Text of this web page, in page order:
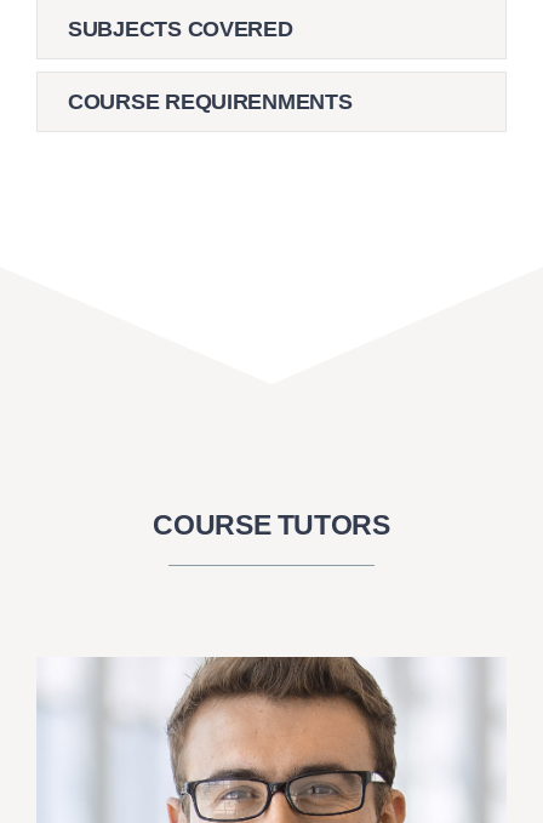
SUBJECTS COVERED
COURSE REQUIRENMENTS
COURSE TUTORS